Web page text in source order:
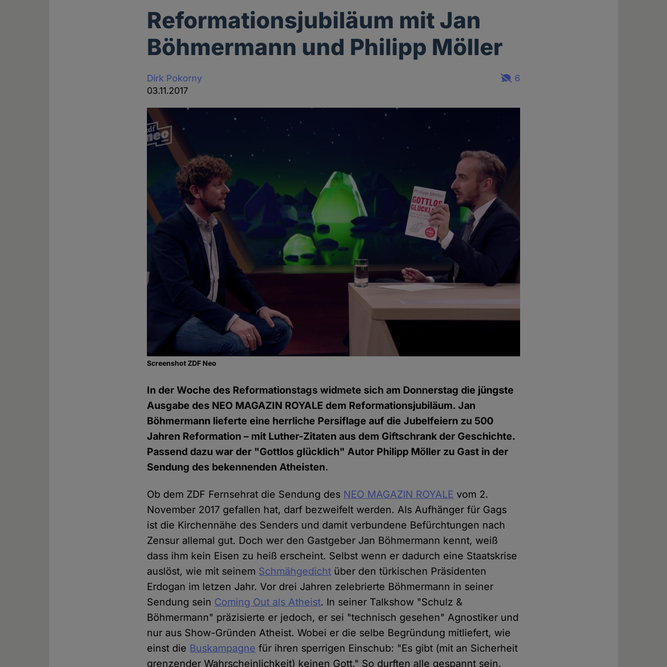
Reformationsjubiläum mit Jan
Böhmermann und Philipp Möller
Dirk Pokorny
03.11.2017
6
Screenshot ZDF Neo
In der Woche des Reformationstags widmete sich am Donnerstag die jüngste
Ausgabe des NEO MAGAZIN ROYALE dem Reformationsjubiläum. Jan
Böhmermann lieferte eine herrliche Persiflage auf die Jubelfeiern zu 500
Jahren Reformation – mit Luther-Zitaten aus dem Giftschrank der Geschichte.
Passend dazu war der "Gottlos glücklich" Autor Philipp Möller zu Gast in der
Sendung des bekennenden Atheisten.
Ob dem ZDF Fernsehrat die Sendung des NEO MAGAZIN ROYALE vom 2.
November 2017 gefallen hat, darf bezweifelt werden. Als Aufhänger für Gags
ist die Kirchennähe des Senders und damit verbundene Befürchtungen nach
Zensur allemal gut. Doch wer den Gastgeber Jan Böhmermann kennt, weiß
dass ihm kein Eisen zu heiß erscheint. Selbst wenn er dadurch eine Staatskrise
auslöst, wie mit seinem Schmähgedicht über den türkischen Präsidenten
Erdogan im letzen Jahr. Vor drei Jahren zelebrierte Böhmermann in seiner
Sendung sein Coming Out als Atheist. In seiner Talkshow "Schulz &
Böhmermann" präzisierte er jedoch, er sei "technisch gesehen" Agnostiker und
nur aus Show-Gründen Atheist. Wobei er die selbe Begründung mitliefert, wie
einst die Buskampagne für ihren sperrigen Einschub: "Es gibt (mit an Sicherheit
grenzender Wahrscheinlichkeit) keinen Gott." So durften alle gespannt sein,